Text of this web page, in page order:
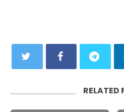
RELATED